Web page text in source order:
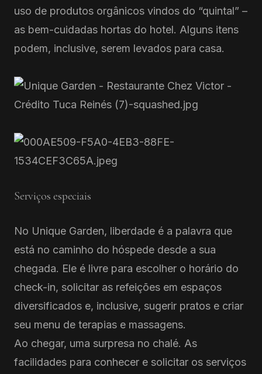
uso de produtos orgânicos vindos do “quintal” –
as bem-cuidadas hortas do hotel. Alguns itens
podem, inclusive, serem levados para casa.
Serviços especiais
No Unique Garden, liberdade é a palavra que
está no caminho do hóspede desde a sua
chegada. Ele é livre para escolher o horário do
check-in, solicitar as refeições em espaços
diversificados e, inclusive, sugerir pratos e criar
seu menu de terapias e massagens.
Ao chegar, uma surpresa no chalé. As
facilidades para conhecer e solicitar os serviços